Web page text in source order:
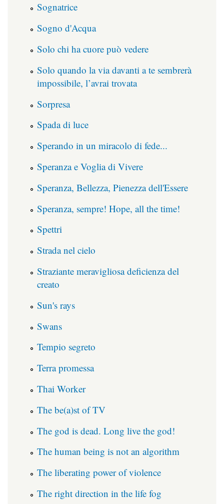
Sognatrice
Sogno d'Acqua
Solo chi ha cuore può vedere
Solo quando la via davanti a te sembrerà
impossibile, l’avrai trovata
Sorpresa
Spada di luce
Sperando in un miracolo di fede...
Speranza e Voglia di Vivere
Speranza, Bellezza, Pienezza dell'Essere
Speranza, sempre! Hope, all the time!
Spettri
Strada nel cielo
Straziante meravigliosa deficienza del
creato
Sun's rays
Swans
Tempio segreto
Terra promessa
Thai Worker
The be(a)st of TV
The god is dead. Long live the god!
The human being is not an algorithm
The liberating power of violence
The right direction in the life fog